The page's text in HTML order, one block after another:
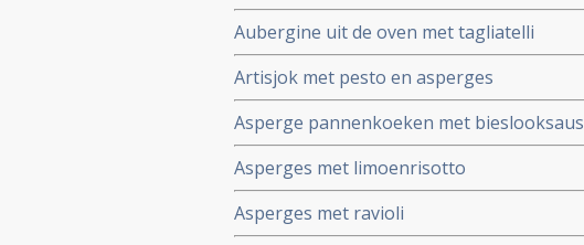
Aubergine uit de oven met tagliatelli
Artisjok met pesto en asperges
Asperge pannenkoeken met bieslooksaus
Asperges met limoenrisotto
Asperges met ravioli